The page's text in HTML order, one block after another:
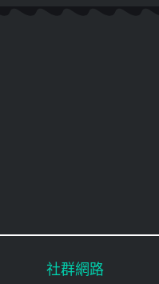
社群網路